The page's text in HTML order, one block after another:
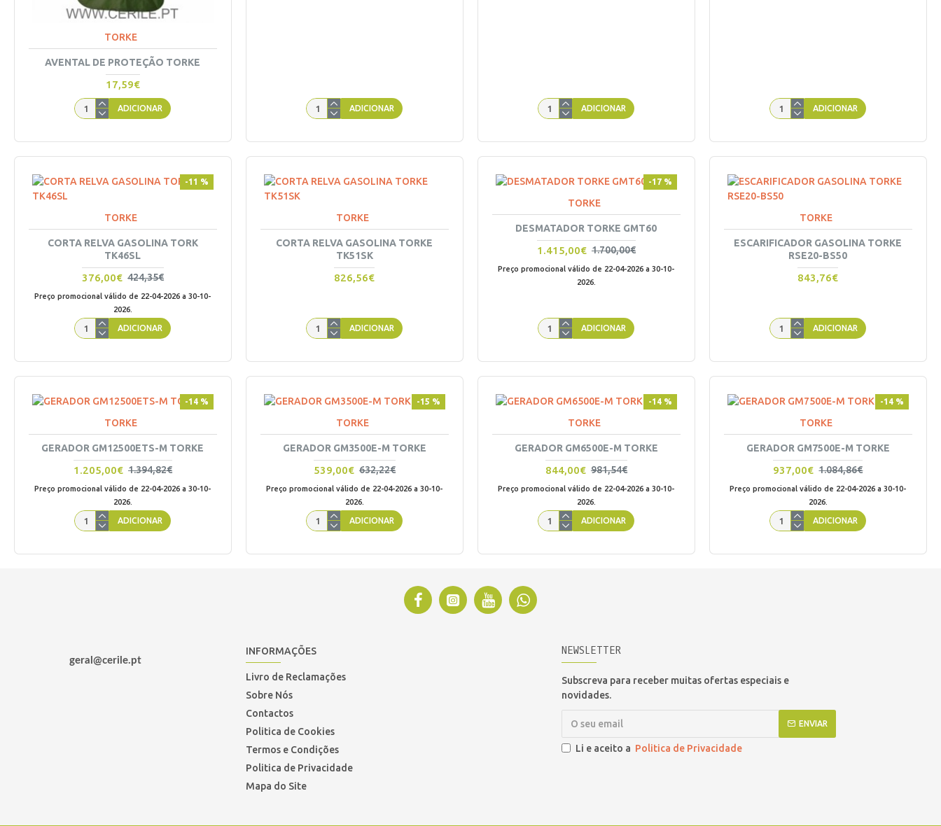
TORKE
AVENTAL DE PROTEÇÃO TORKE
17,59€
ADICIONAR ADICIONAR ADICIONAR ADICIONAR
-11 %
TORKE
CORTA RELVA GASOLINA TORK
TK46SL
376,00€ 424,35€
Preço promocional válido de 22-04-2026 a 30-10-
2026.
ADICIONAR
TORKE
CORTA RELVA GASOLINA TORKE
TK51SK
826,56€
ADICIONAR
-17 %
TORKE
DESMATADOR TORKE GMT60
1.415,00€ 1.700,00€
Preço promocional válido de 22-04-2026 a 30-10-
2026.
ADICIONAR
TORKE
ESCARIFICADOR GASOLINA TORKE
RSE20-BS50
843,76€
ADICIONAR
-14 %
TORKE
GERADOR GM12500ETS-M TORKE
1.205,00€ 1.394,82€
Preço promocional válido de 22-04-2026 a 30-10-
2026.
ADICIONAR
-15 %
TORKE
GERADOR GM3500E-M TORKE
539,00€ 632,22€
Preço promocional válido de 22-04-2026 a 30-10-
2026.
ADICIONAR
-14 %
TORKE
GERADOR GM6500E-M TORKE
844,00€ 981,54€
Preço promocional válido de 22-04-2026 a 30-10-
2026.
ADICIONAR
-14 %
TORKE
GERADOR GM7500E-M TORKE
937,00€ 1.084,86€
Preço promocional válido de 22-04-2026 a 30-10-
2026.
ADICIONAR
geral@cerile.pt
INFORMAÇÕES
Livro de Reclamações
Sobre Nós
Contactos
Politica de Cookies
Termos e Condições
Politica de Privacidade
Mapa do Site
NEWSLETTER
Subscreva para receber muitas ofertas especiais e
novidades.
ENVIAR
Li e aceito a Politica de Privacidade